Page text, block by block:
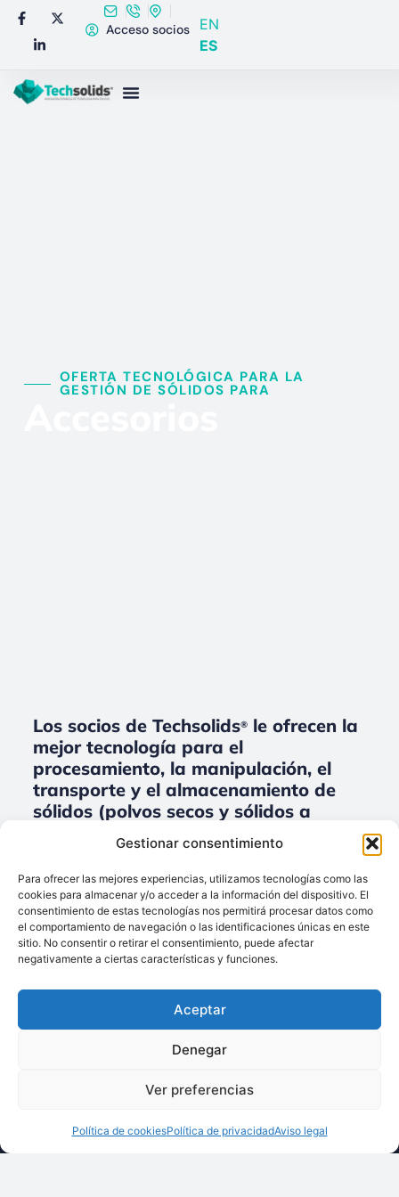
Gestionar consentimiento
Para ofrecer las mejores experiencias, utilizamos tecnologías como las
cookies para almacenar y/o acceder a la información del dispositivo. El
consentimiento de estas tecnologías nos permitirá procesar datos como
el comportamiento de navegación o las identificaciones únicas en este
sitio. No consentir o retirar el consentimiento, puede afectar
negativamente a ciertas características y funciones.
Aceptar
Denegar
Ver preferencias
Política de cookiesPolítica de privacidadAviso legal
Acceso socios
EN
ES
OFERTA TECNOLÓGICA PARA LA
GESTIÓN DE SÓLIDOS PARA​
Los socios de Techsolids®le ofrecen la
mejor tecnología para el
procesamiento, la manipulación, el
transporte y el almacenamiento de
sólidos (polvos secos y sólidos a
granel) para Accesorios.
Techsolids®está
empresas que
servicios para el
procesamiento de
Llámenos:
+34 93 238 68 68
Dónde estamos:
C/ Francisco Giner,
08012 Barcelona
Escríbanos:
info@techsolids.com
Síganos en redes